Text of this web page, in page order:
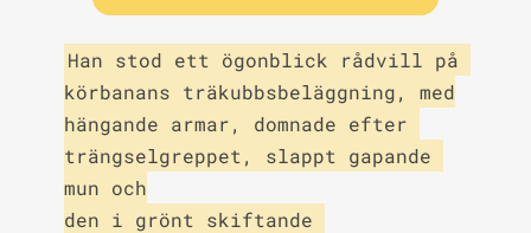
Han stod ett ögonblick rådvill på
körbanans träkubbsbeläggning, med
hängande armar, domnade efter
trängselgreppet, slappt gapande
mun och
den i grönt skiftande